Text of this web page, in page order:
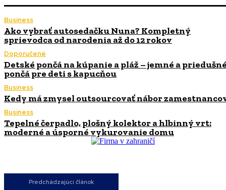
Business
Ako vybrať autosedačku Nuna? Kompletný
sprievodca od narodenia až do 12 rokov
Doporučené
Detské pončá na kúpanie a pláž – jemné a
pončá pre deti s kapucňou
Business
Kedy má zmysel outsourcovať nábor
Business
Tepelné čerpadlo, plošný kolektor a hlbinný vrt:
moderné a úsporné vykurovanie domu
Predchádzajúci článok